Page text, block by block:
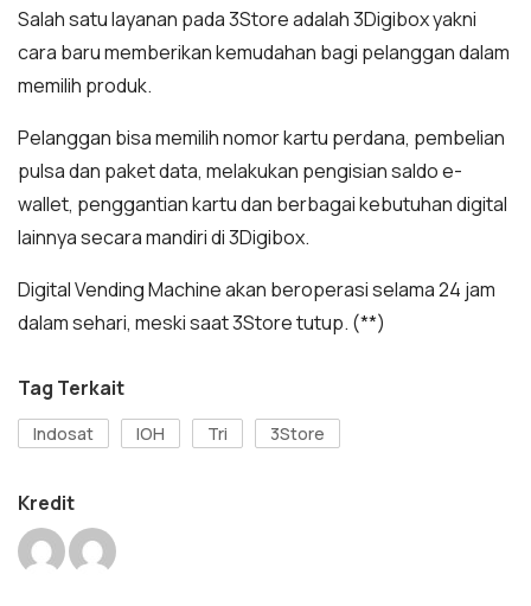
Salah satu layanan pada 3Store adalah 3Digibox yakni
cara baru memberikan kemudahan bagi pelanggan dalam
memilih produk.
Pelanggan bisa memilih nomor kartu perdana, pembelian
pulsa dan paket data, melakukan pengisian saldo e-
wallet, penggantian kartu dan berbagai kebutuhan digital
lainnya secara mandiri di 3Digibox.
Digital Vending Machine akan beroperasi selama 24 jam
dalam sehari, meski saat 3Store tutup. (**)
Tag Terkait
Indosat IOH Tri 3Store
Kredit